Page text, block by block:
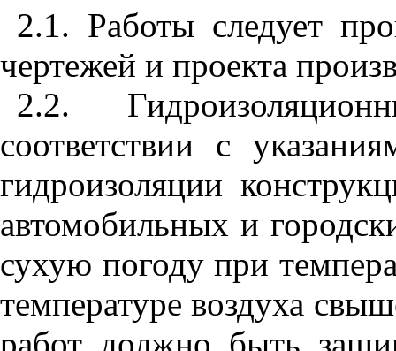
2.1. Работы следует
чертежей и проекта
2.2.
соответствии с
гидроизоляции
автомобильных и
сухую погоду при
температуре воздуха